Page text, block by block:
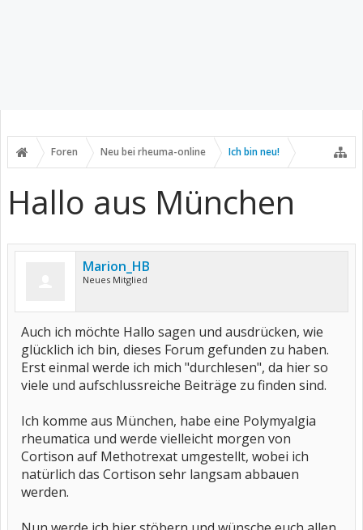
Foren Neu bei rheuma-online Ich bin neu!
Hallo aus München
Marion_HB
Neues Mitglied
Auch ich möchte Hallo sagen und ausdrücken, wie
glücklich ich bin, dieses Forum gefunden zu haben.
Erst einmal werde ich mich "durchlesen", da hier so
viele und aufschlussreiche Beiträge zu finden sind.
Ich komme aus München, habe eine Polymyalgia
rheumatica und werde vielleicht morgen von
Cortison auf Methotrexat umgestellt, wobei ich
natürlich das Cortison sehr langsam abbauen
werden.